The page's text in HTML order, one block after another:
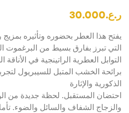
ر.ع.30.000
يفتح هذا العطر بحضوره وتأثيره
التي تبرز بفارق بسيط من البرغموت
التوابل العطرية الراتينجية في
برائحة الخشب المتبل للسيبريول
الذكورية والإثارة
احتضان المستقبل. لحظة جديدة من
والزجاج الشفاف والسائل والضوء.